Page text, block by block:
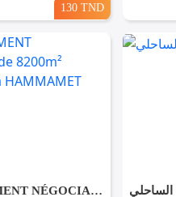
130 TND
Forfait PRIX LARGEMENT NÉGOCIABLE Terrain de 8200m² entièrement clôturé à HAMMAMET